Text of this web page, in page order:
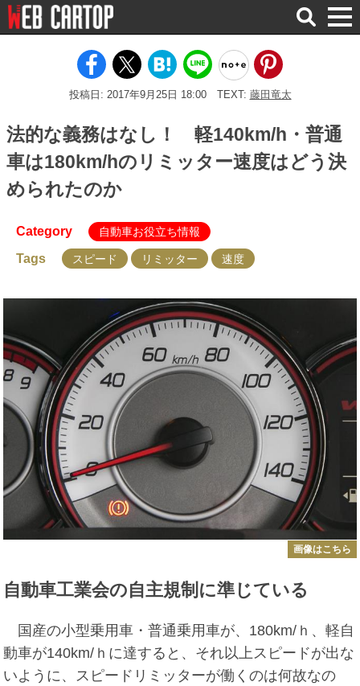
検
索
投稿日: 2017年9月25日 18:00 TEXT: 藤田竜太
法的な義務はなし！ 軽140km/h・普通
車は180km/hのリミッター速度はどう決
められたのか
Category 自動車お役立ち情報
Tags スピード リミッター 速度
画像はこちら
自動車工業会の自主規制に準じている
国産の小型乗用車・普通乗用車が、180km/ｈ、軽自
動車が140km/ｈに達すると、それ以上スピードが出な
いように、スピードリミッターが働くのは何故なの